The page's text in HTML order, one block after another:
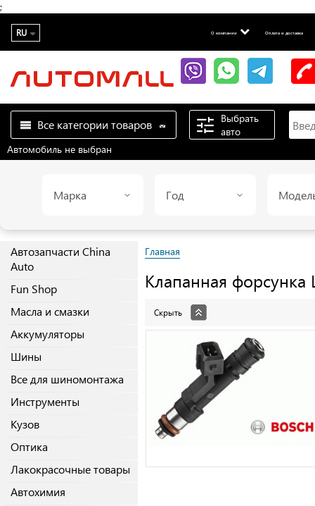
;
RU О компании Оплата и доставка
Все категории товаров
Выбрать
авто
Автомобиль не выбран
Марка Год
Автозапчасти China
Auto
Fun Shop
Масла и смазки
Аккумуляторы
Шины
Все для шиномонтажа
Инструменты
Кузов
Оптика
Лакокрасочные товары
Автохимия
Главная
Клапанная форсунка
Скрыть